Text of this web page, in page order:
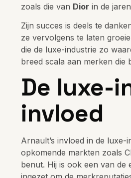
zoals die van Dior in de
Zijn succes is deels te
ze vervolgens te laten
die de luxe-industrie zo
breed scala aan merken die
De luxe-
invloed
Arnault’s invloed in de
opkomende markten zoals
benut. Hij is ook een van de